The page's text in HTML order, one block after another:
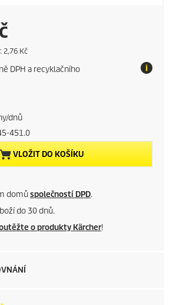
2,76 Kč
DPH a recyklačního
dnů
451.0
VLOŽIT DO KOŠÍKU
domůspolečností DPD.
do 30 dnů.
o produkty Kärcher!